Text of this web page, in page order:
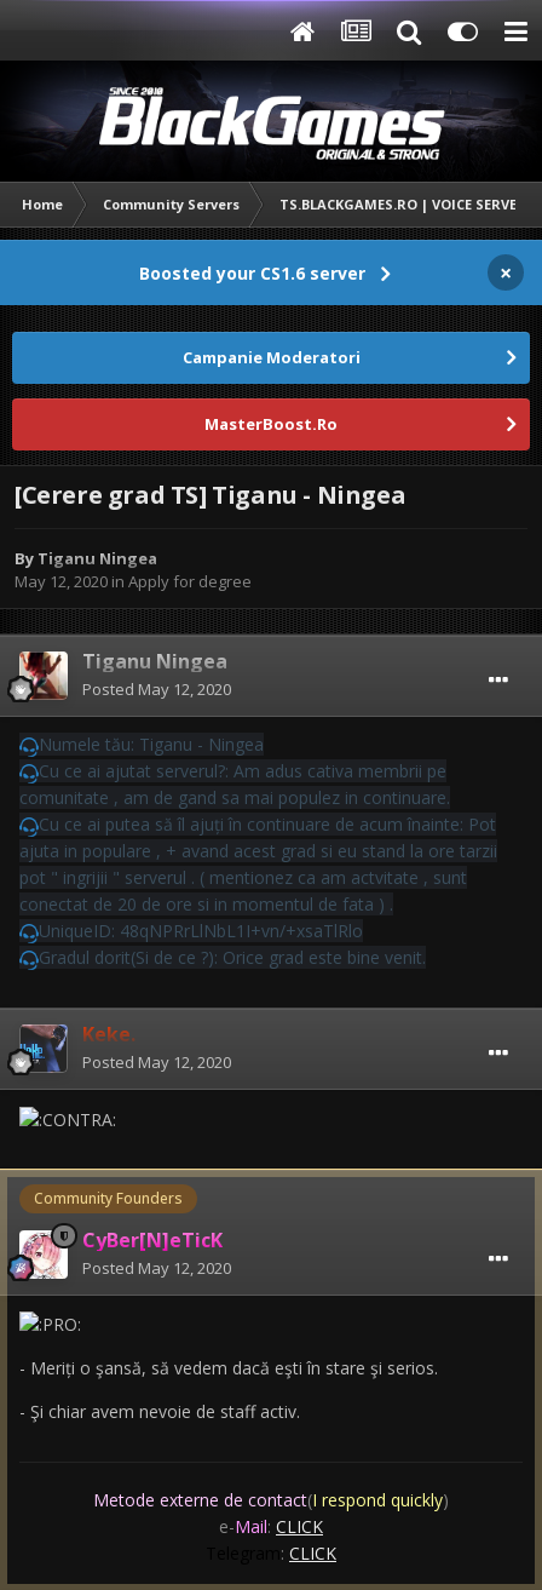
Home Community Servers TS.BLACKGAMES.RO | VOICE SERVER
Boosted your CS1.6 server ×
Campanie Moderatori
MasterBoost.Ro
[Cerere grad TS] Tiganu - Ningea
By Tiganu Ningea
May 12, 2020 in Apply for degree
Tiganu Ningea
Posted May 12, 2020
Numele tău: Tiganu - Ningea
Cu ce ai ajutat serverul?: Am adus cativa membrii pe
comunitate , am de gand sa mai populez in continuare.
Cu ce ai putea să îl ajuți în continuare de acum înainte: Pot
ajuta in populare , + avand acest grad si eu stand la ore tarzii
pot " ingrijii " serverul . ( mentionez ca am actvitate , sunt
conectat de 20 de ore si in momentul de fata ) .
UniqueID: 48qNPRrLlNbL1I+vn/+xsaTlRlo
Gradul dorit(Si de ce ?): Orice grad este bine venit.
Keke.
Posted May 12, 2020
Community Founders
CyBer[N]eTicK
Posted May 12, 2020
- Meriți o şansă, să vedem dacă eşti în stare şi serios.
- Şi chiar avem nevoie de staff activ.
Metode externe de contact(I respond quickly)
e-Mail: CLICK
: CLICK